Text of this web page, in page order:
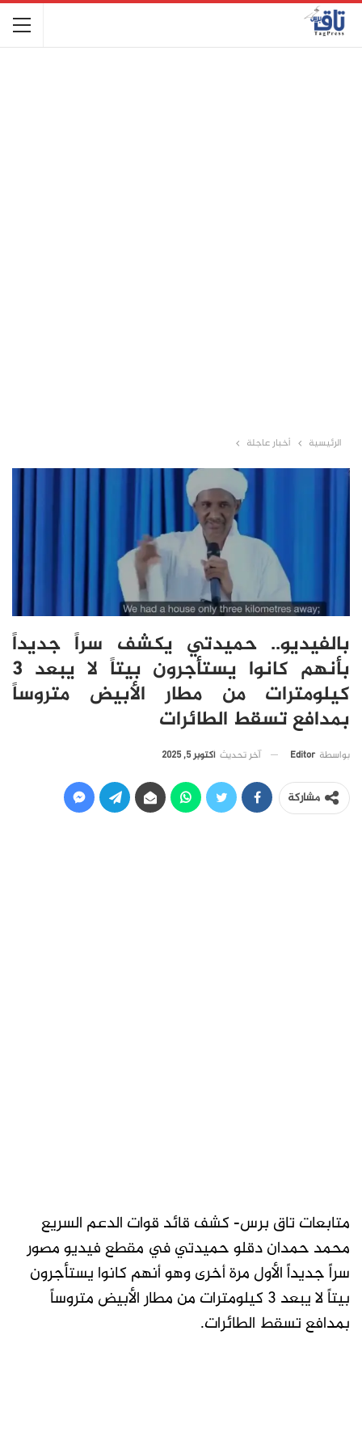
الرئيسية أخبار عاجلة
بالفيديو.. حميدتي يكشف سراً جديداً
بأنهم كانوا يستأجرون بيتاً لا يبعد 3
كيلومترات من مطار الأبيض متروساً
بمدافع تسقط الطائرات
بواسطة Editor آخر تحديث أكتوبر 5, 2025
مشاركة
متابعات تاق برس- كشف قائد قوات الدعم السريع
محمد حمدان دقلو حميدتي في مقطع فيديو مصور
سراً جديداً الأول مرة أخرى وهو أنهم كانوا يستأجرون
بيتاً لا يبعد 3 كيلومترات من مطار الأبيض متروساً
بمدافع تسقط الطائرات.